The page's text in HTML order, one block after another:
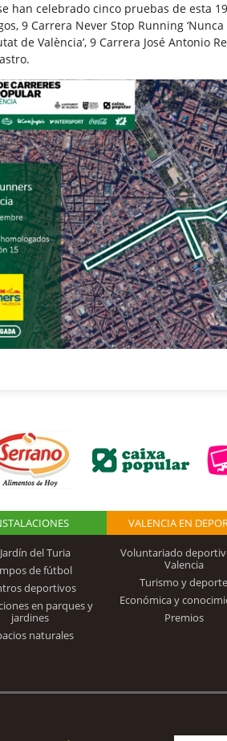
han celebrado cinco pruebas de esta
9 Carrera Never Stop Running
de València’, 9 Carrera José Antonio
del Turia
de fútbol
deportivos
en parques y
jardines
naturales
VALENCIA EN
Voluntariado
Valencia
Turismo y deporte
Económica y
Premios